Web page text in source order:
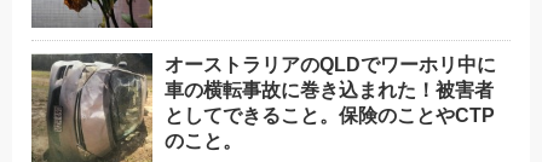
オーストラリアのQLDでワーホリ中に
車の横転事故に巻き込まれた！被害者
としてできること。保険のことやCTP
のこと。